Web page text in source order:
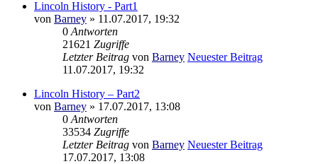
Lincoln History - Part1
von Barney » 11.07.2017, 19:32
0 Antworten
21621 Zugriffe
Letzter Beitrag von Barney Neuester Beitrag
11.07.2017, 19:32
Lincoln History – Part2
von Barney » 17.07.2017, 13:08
0 Antworten
33534 Zugriffe
Letzter Beitrag von Barney Neuester Beitrag
17.07.2017, 13:08